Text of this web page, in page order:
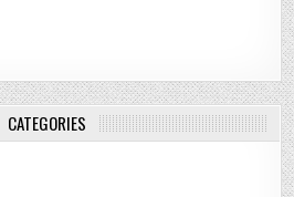
CATEGORIES